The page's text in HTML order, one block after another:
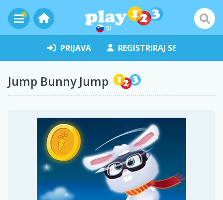
SI
PRIJAVA REGISTRIRAJ SE
Jump Bunny Jump